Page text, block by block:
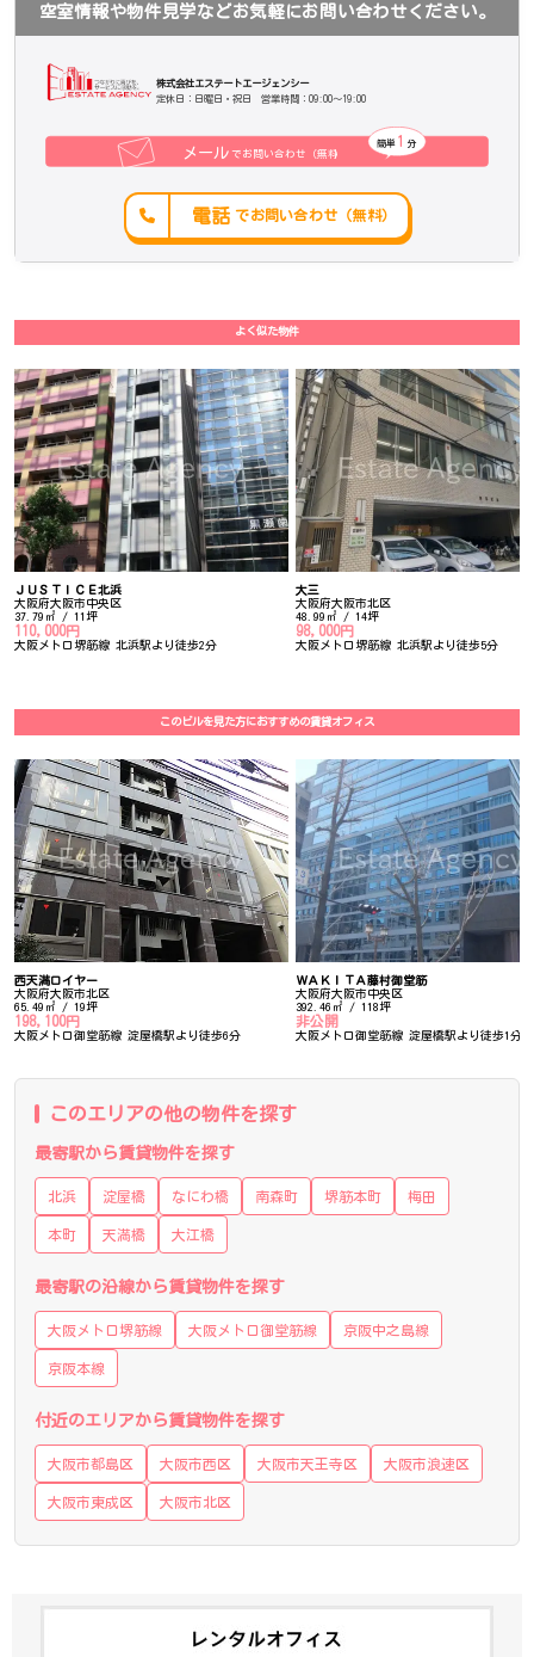
空室情報や物件見学などお気軽にお問い合わせください。
株式会社エステートエージェンシー
定休日：日曜日・祝日 営業時間：09:00～19:00
でお問い合わせ（無料）
メール
簡単 分
1
電話 でお問い合わせ（無料）
よく似た物件
ＪＵＳＴＩＣＥ北浜
大阪府大阪市中央区
37.79㎡ / 11坪
110,000円
大阪メトロ堺筋線 北浜駅より徒歩2分
大三
大阪府大阪市北区
48.99㎡ / 14坪
98,000円
大阪メトロ堺筋線 北浜駅より徒歩5分
このビルを見た方におすすめの賃貸オフィス
西天満ロイヤー
大阪府大阪市北区
65.49㎡ / 19坪
198,100円
大阪メトロ御堂筋線 淀屋橋駅より徒歩6分
ＷＡＫＩＴＡ藤村御堂筋
大阪府大阪市中央区
392.46㎡ / 118坪
非公開
大阪メトロ御堂筋線 淀屋橋駅より徒歩1分
このエリアの他の物件を探す
最寄駅から賃貸物件を探す
北浜 淀屋橋 なにわ橋 南森町 堺筋本町 梅田
本町 天満橋 大江橋
最寄駅の沿線から賃貸物件を探す
大阪メトロ堺筋線 大阪メトロ御堂筋線 京阪中之島線
京阪本線
付近のエリアから賃貸物件を探す
大阪市都島区 大阪市西区 大阪市天王寺区 大阪市浪速区
大阪市東成区 大阪市北区